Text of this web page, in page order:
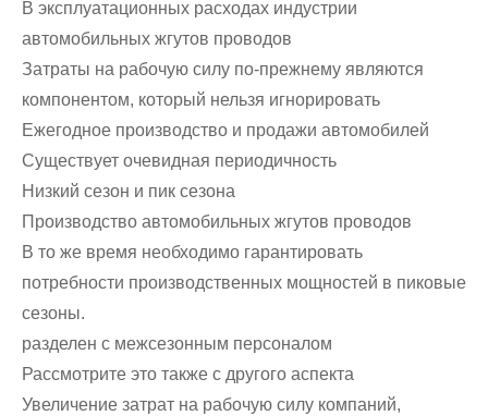
В эксплуатационных расходах индустрии
автомобильных жгутов проводов
Затраты на рабочую силу по-прежнему являются
компонентом, который нельзя игнорировать
Ежегодное производство и продажи автомобилей
Существует очевидная периодичность
Низкий сезон и пик сезона
Производство автомобильных жгутов проводов
В то же время необходимо гарантировать
потребности производственных мощностей в пиковые
сезоны.
разделен с межсезонным персоналом
Рассмотрите это также с другого аспекта
Увеличение затрат на рабочую силу компаний,